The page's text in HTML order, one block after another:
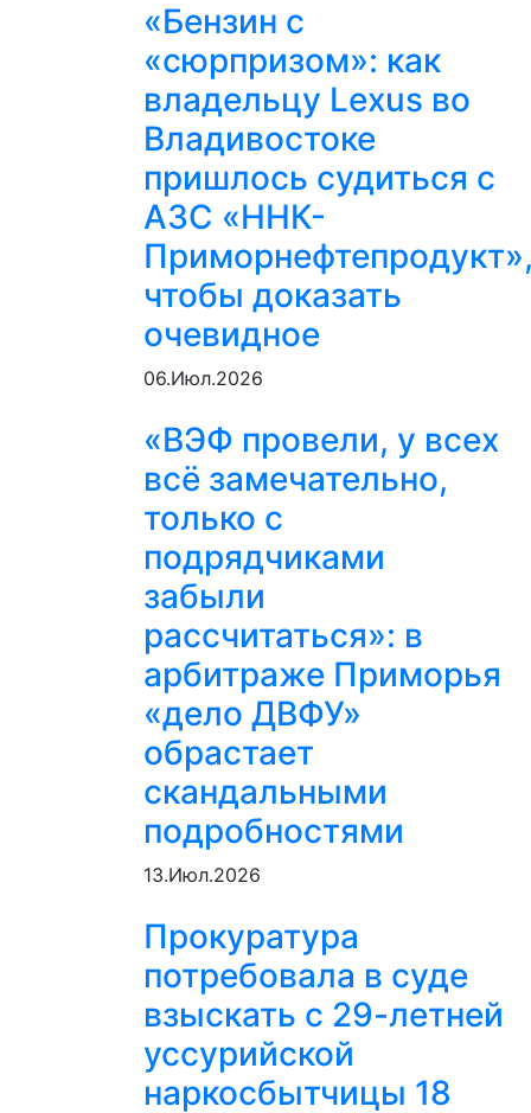
«Бензин с
«сюрпризом»: как
владельцу Lexus во
Владивостоке
пришлось судиться с
АЗС «ННК-
чтобы доказать
очевидное
06.Июл.2026
«ВЭФ провели, у всех
всё замечательно,
только с
подрядчиками
забыли
рассчитаться»: в
арбитраже Приморья
«дело ДВФУ»
обрастает
скандальными
подробностями
13.Июл.2026
Прокуратура
потребовала в суде
взыскать с 29-летней
уссурийской
наркосбытчицы 18